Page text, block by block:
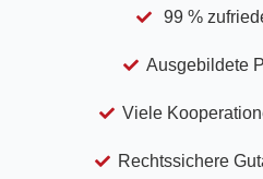
99 %
Ausgebildete
Viele
Rechtssichere